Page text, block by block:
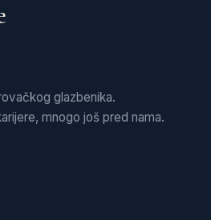
glazbenika.
mnogo još pred nama.